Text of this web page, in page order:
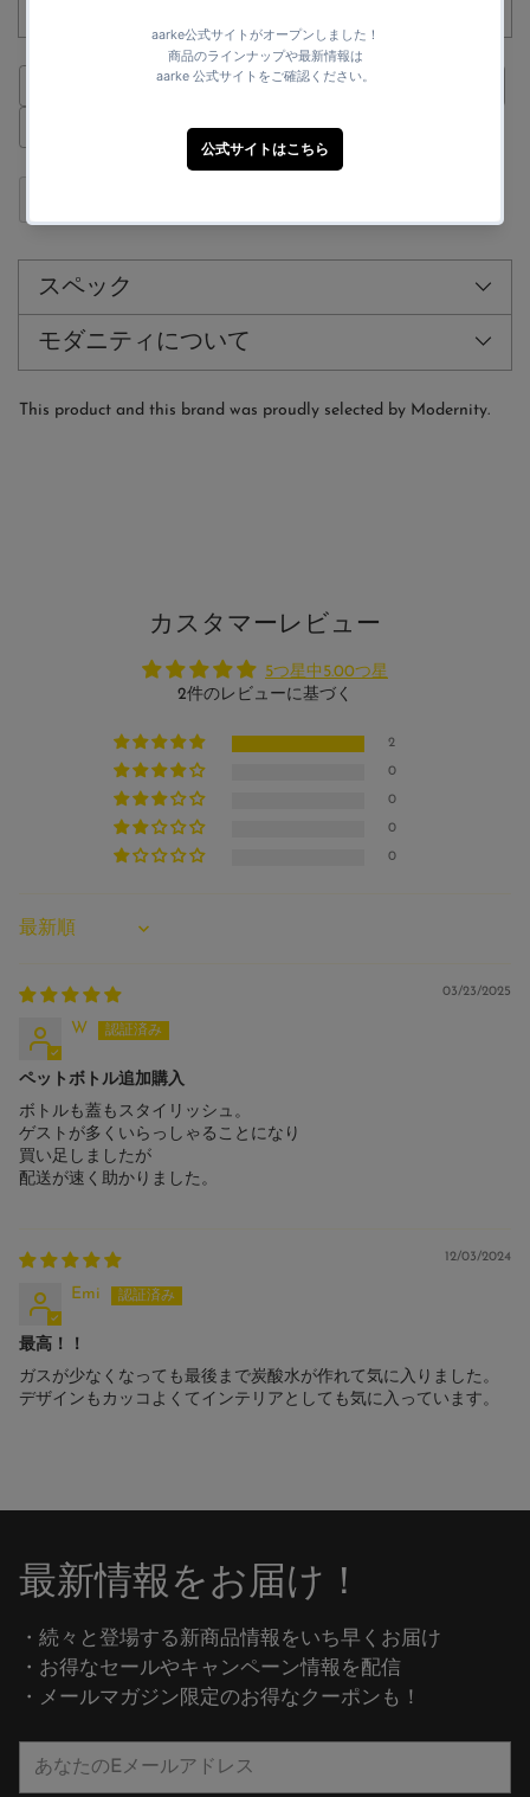
Fast Shipping Secure payment
Customer Support
ー
追
スペック
モダニティについて
This product and this brand was proudly selected by Modernity.
カスタマーレビュー
5つ星中5.00つ星
2件のレビューに基づく
2
0
0
0
0
Sort by
03/23/2025
W
ペットボトル追加購入
ボトルも蓋もスタイリッシュ。
ゲストが多くいらっしゃることになり
買い足しましたが
配送が速く助かりました。
12/03/2024
Emi
最高！！
ガスが少なくなっても最後まで炭酸水が作れて気に入りました。
デザインもカッコよくてインテリアとしても気に入っています。
最新情報をお届け！
・続々と登場する新商品情報をいち早くお届け
・お得なセールやキャンペーン情報を配信
・メールマガジン限定のお得なクーポンも！